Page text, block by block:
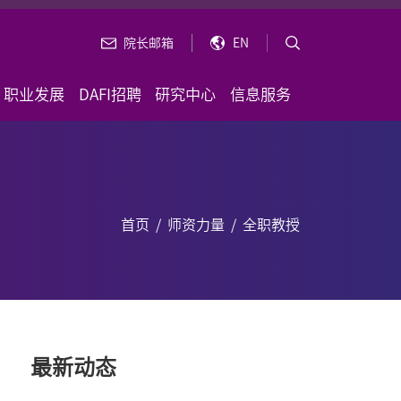
院长邮箱 EN
职业发展 DAFI招聘 研究中心 信息服务
首页 / 师资力量 / 全职教授
最新动态